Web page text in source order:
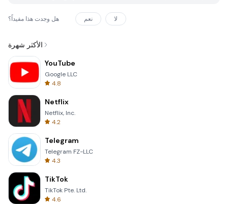
هل وجدت هذا مفيداً؟ نعم لا
الأكثر شهرة
YouTube
Google LLC
4.8
Netflix
Netflix, Inc.
4.2
Telegram
Telegram FZ-LLC
4.3
TikTok
TikTok Pte. Ltd.
4.6